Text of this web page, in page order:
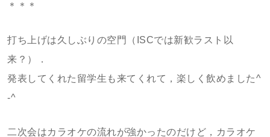
＊＊＊
打ち上げは久しぶりの空門（ISCでは新歓ラスト以
来？）．
発表してくれた留学生も来てくれて，楽しく飲めました^
-^
二次会はカラオケの流れが強かったのだけど，カラオケ